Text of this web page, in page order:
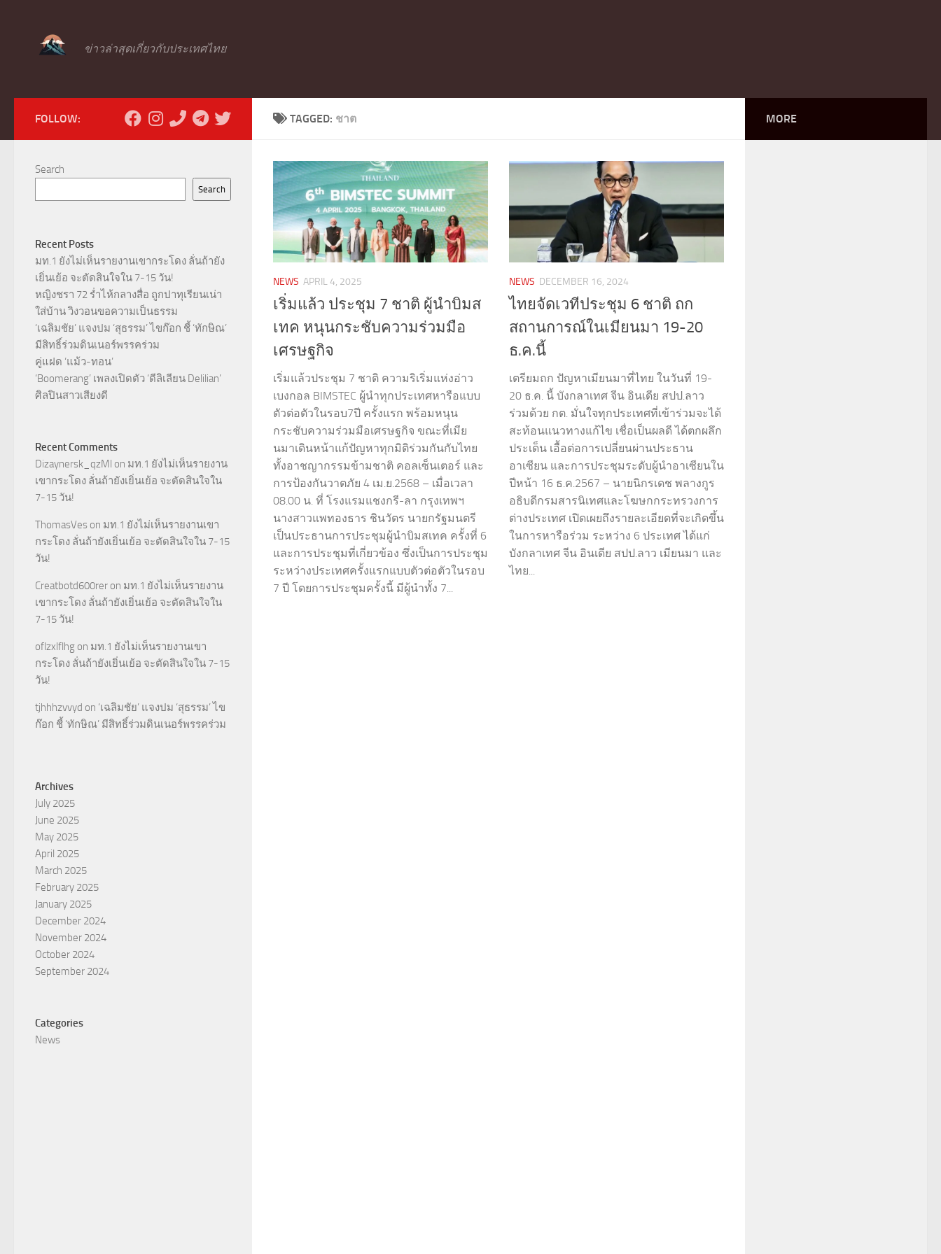
ข่าวล่าสุดเกี่ยวกับประเทศไทย
TAGGED: ชาต
NEWS APRIL 4, 2025
เริ่มแล้ว ประชุม 7 ชาติ ผู้นำบิมส
เทค หนุนกระชับความร่วมมือ
เศรษฐกิจ
เริ่มแล้วประชุม 7 ชาติ ความริเริ่มแห่งอ่าว
เบงกอล BIMSTEC ผู้นำทุกประเทศหารือแบบ
ตัวต่อตัวในรอบ7ปี ครั้งแรก พร้อมหนุน
กระชับความร่วมมือเศรษฐกิจ ขณะที่เมีย
นมาเดินหน้าแก้ปัญหาทุกมิติร่วมกันกับไทย
ทั้งอาชญากรรมข้ามชาติ คอลเซ็นเตอร์ และ
การป้องกันวาตภัย 4 เม.ย.2568 – เมื่อเวลา
08.00 น. ที่ โรงแรมแชงกรี-ลา กรุงเทพฯ
นางสาวแพทองธาร ชินวัตร นายกรัฐมนตรี
เป็นประธานการประชุมผู้นำบิมสเทค ครั้งที่ 6
และการประชุมที่เกี่ยวข้อง ซึ่งเป็นการประชุม
ระหว่างประเทศครั้งแรกแบบตัวต่อตัวในรอบ
7 ปี โดยการประชุมครั้งนี้ มีผู้นำทั้ง 7...
NEWS DECEMBER 16, 2024
ไทยจัดเวทีประชุม 6 ชาติ ถก
สถานการณ์ในเมียนมา 19-20
ธ.ค.นี้
เตรียมถก ปัญหาเมียนมาที่ไทย ในวันที่ 19-
20 ธ.ค. นี้ บังกลาเทศ จีน อินเดีย สปป.ลาว
ร่วมด้วย กต. มั่นใจทุกประเทศที่เข้าร่วมจะได้
สะท้อนแนวทางแก้ไข เชื่อเป็นผลดี ได้ตกผลึก
ประเด็น เอื้อต่อการเปลี่ยนผ่านประธาน
อาเซียน และการประชุมระดับผู้นำอาเซียนใน
ปีหน้า 16 ธ.ค.2567 – นายนิกรเดช พลางกูร
อธิบดีกรมสารนิเทศและโฆษกกระทรวงการ
ต่างประเทศ เปิดเผยถึงรายละเอียดที่จะเกิดขึ้น
ในการหารือร่วม ระหว่าง 6 ประเทศ ได้แก่
บังกลาเทศ จีน อินเดีย สปป.ลาว เมียนมา และ
ไทย...
FOLLOW:
Search
Search
Recent Posts
มท.1 ยังไม่เห็นรายงานเขากระโดง ลั่นถ้ายัง
เยิ่นเย้อ จะตัดสินใจใน 7-15 วัน!
หญิงชรา 72 ร่ำไห้กลางสื่อ ถูกปาทุเรียนเน่า
ใส่บ้าน วิงวอนขอความเป็นธรรม
‘เฉลิมชัย’ แจงปม ‘สุธรรม’ ไขก๊อก ชี้ ‘ทักษิณ’
มีสิทธิ์ร่วมดินเนอร์พรรคร่วม
คู่แฝด ‘แม้ว-ทอน’
‘Boomerang’ เพลงเปิดตัว ‘ดีลิเลียน Delilian’
ศิลปินสาวเสียงดี
Recent Comments
Dizaynersk_qzMl on มท.1 ยังไม่เห็นรายงาน
เขากระโดง ลั่นถ้ายังเยิ่นเย้อ จะตัดสินใจใน
7-15 วัน!
ThomasVes on มท.1 ยังไม่เห็นรายงานเขา
กระโดง ลั่นถ้ายังเยิ่นเย้อ จะตัดสินใจใน 7-15
วัน!
Creatbotd600rer on มท.1 ยังไม่เห็นรายงาน
เขากระโดง ลั่นถ้ายังเยิ่นเย้อ จะตัดสินใจใน
7-15 วัน!
oflzxlflhg on มท.1 ยังไม่เห็นรายงานเขา
กระโดง ลั่นถ้ายังเยิ่นเย้อ จะตัดสินใจใน 7-15
วัน!
tjhhhzvvyd on ‘เฉลิมชัย’ แจงปม ‘สุธรรม’ ไข
ก๊อก ชี้ ‘ทักษิณ’ มีสิทธิ์ร่วมดินเนอร์พรรคร่วม
Archives
July 2025
June 2025
May 2025
April 2025
March 2025
February 2025
January 2025
December 2024
November 2024
October 2024
September 2024
Categories
News
MORE